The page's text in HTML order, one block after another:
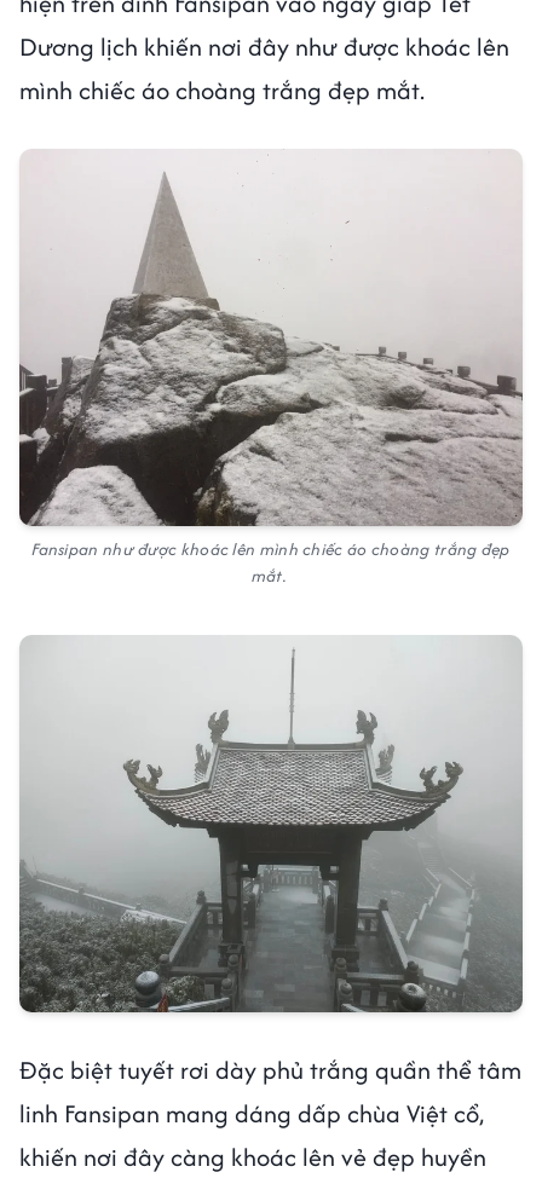
Dương lịch khiến nơi đây như được khoác lên
mình chiếc áo choàng trắng đẹp mắt.
Fansipan như được khoác lên mình chiếc áo choàng trắng đẹp
mắt.
Đặc biệt tuyết rơi dày phủ trắng quần thể tâm
linh Fansipan mang dáng dấp chùa Việt cổ,
khiến nơi đây càng khoác lên vẻ đẹp huyền